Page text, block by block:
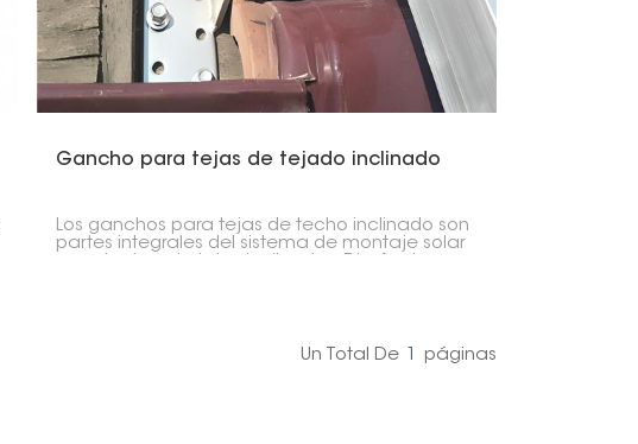
Gancho para tejas de tejado inclinado
Los ganchos para tejas de techo inclinado son
partes integrales del sistema de montaje solar
Un Total De
Páginas